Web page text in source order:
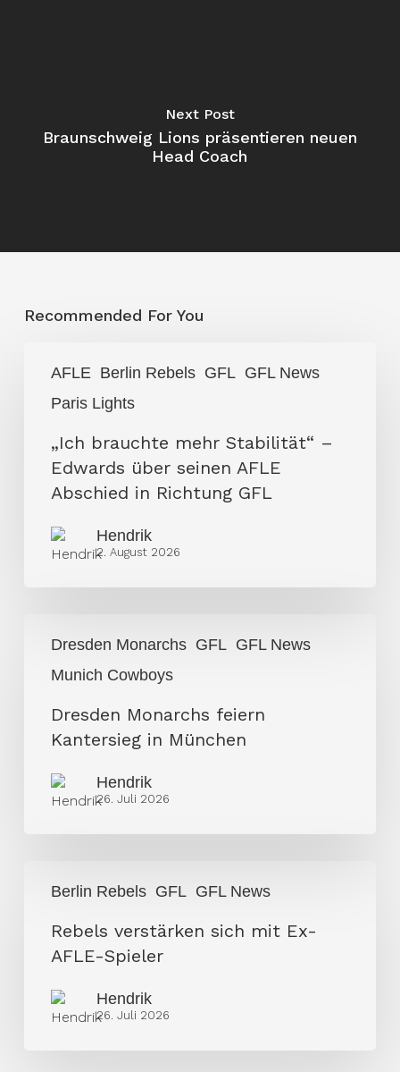
Next Post
Braunschweig Lions präsentieren neuen
Head Coach
Recommended For You
AFLE Berlin Rebels GFL GFL News
Paris Lights
brauchte
mehr
Stabilität“
Edwards
seinen
AFLE
Abschied
Richtung
„Ich brauchte mehr Stabilität“ –
Edwards über seinen AFLE
Abschied in Richtung GFL
Hendrik
2. August 2026
Dresden Monarchs GFL GFL News
Munich Cowboys
Monarchs
feiern
Dresden Monarchs feiern
Kantersieg in München
Hendrik
26. Juli 2026
Berlin Rebels GFL GFL News
verstärken
AFLE-
Rebels verstärken sich mit Ex-
AFLE-Spieler
Hendrik
26. Juli 2026